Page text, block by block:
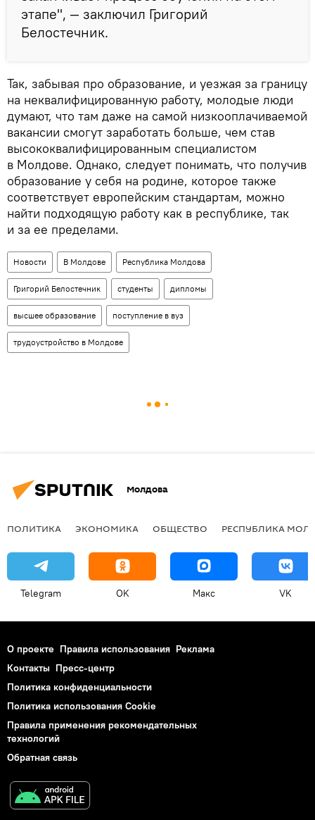
этапе", — заключил Григорий
Белостечник.
Так, забывая про образование, и уезжая за границу
на неквалифицированную работу, молодые люди
думают, что там даже на самой низкооплачиваемой
вакансии смогут заработать больше, чем став
высококвалифицированным специалистом
в Молдове. Однако, следует понимать, что получив
образование у себя на родине, которое также
соответствует европейским стандартам, можно
найти подходящую работу как в республике, так
и за ее пределами.
Новости В Молдове Республика Молдова
Григорий Белостечник студенты дипломы
высшее образование поступление в вуз
трудоустройство в Молдове
Молдова
ПОЛИТИКА ЭКОНОМИКА ОБЩЕСТВО РЕСПУБЛИКА
Telegram OK Макс VK
О проекте Правила использования Реклама
Контакты Пресс-центр
Политика конфиденциальности
Политика использования Cookie
Правила применения рекомендательных
технологий
Обратная связь